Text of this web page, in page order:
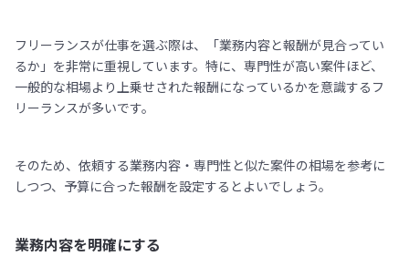
フリーランスが仕事を選ぶ際は、「業務内容と報酬が見合ってい
るか」を非常に重視しています。特に、専門性が高い案件ほど、
一般的な相場より上乗せされた報酬になっているかを意識するフ
リーランスが多いです。
そのため、依頼する業務内容・専門性と似た案件の相場を参考に
しつつ、予算に合った報酬を設定するとよいでしょう。
業務内容を明確にする